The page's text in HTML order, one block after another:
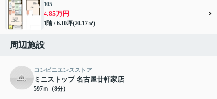
105
4.85万円
1階 / 6.10坪(20.17㎡)
周辺施設
コンビニエンスストア
ミニストップ 名古屋廿軒家店
597ｍ（8分）